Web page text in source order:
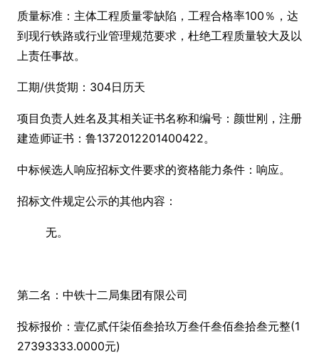
质量标准：主体工程质量零缺陷，工程合格率100％，达
到现行铁路或行业管理规范要求，杜绝工程质量较大及以
上责任事故。
工期/供货期：304日历天
项目负责人姓名及其相关证书名称和编号：颜世刚，注册
建造师证书：鲁1372012201400422。
中标候选人响应招标文件要求的资格能力条件：响应。
招标文件规定公示的其他内容：
无。
第二名：中铁十二局集团有限公司
投标报价：壹亿贰仟柒佰叁拾玖万叁仟叁佰叁拾叁元整(1
27393333.0000元)